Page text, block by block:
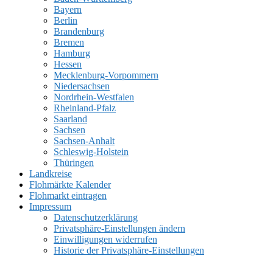
Bayern
Berlin
Brandenburg
Bremen
Hamburg
Hessen
Mecklenburg-Vorpommern
Niedersachsen
Nordrhein-Westfalen
Rheinland-Pfalz
Saarland
Sachsen
Sachsen-Anhalt
Schleswig-Holstein
Thüringen
Landkreise
Flohmärkte Kalender
Flohmarkt eintragen
Impressum
Datenschutzerklärung
Privatsphäre-Einstellungen ändern
Einwilligungen widerrufen
Historie der Privatsphäre-Einstellungen